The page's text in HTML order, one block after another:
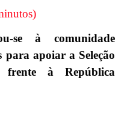
se à comunidade
para apoiar a Seleção
frente à República